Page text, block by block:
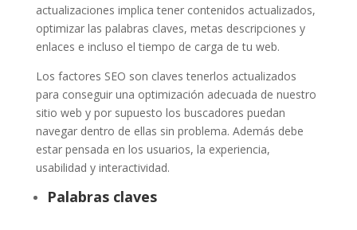
actualizaciones implica tener contenidos actualizados,
optimizar las palabras claves, metas descripciones y
enlaces e incluso el tiempo de carga de tu web.
Los factores SEO son claves tenerlos actualizados
para conseguir una optimización adecuada de nuestro
sitio web y por supuesto los buscadores puedan
navegar dentro de ellas sin problema. Además debe
estar pensada en los usuarios, la experiencia,
usabilidad y interactividad.
Palabras claves